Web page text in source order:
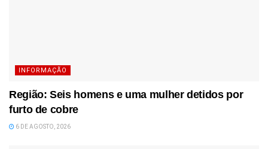
INFORMAÇÃO
Região: Seis homens e uma mulher detidos por
furto de cobre
6 DE AGOSTO, 2026